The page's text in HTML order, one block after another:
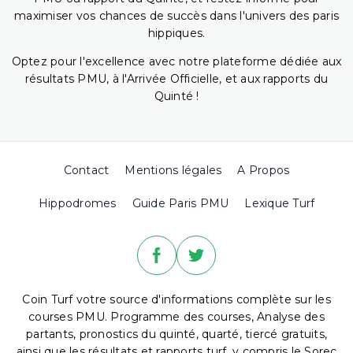
maximiser vos chances de succès dans l'univers des paris
hippiques.
Optez pour l'excellence avec notre plateforme dédiée aux
résultats PMU, à l'Arrivée Officielle, et aux rapports du
Quinté !
Contact Mentions légales A Propos
Hippodromes Guide Paris PMU Lexique Turf
Coin Turf votre source d'informations complète sur les
courses PMU. Programme des courses, Analyse des
partants, pronostics du quinté, quarté, tiercé gratuits,